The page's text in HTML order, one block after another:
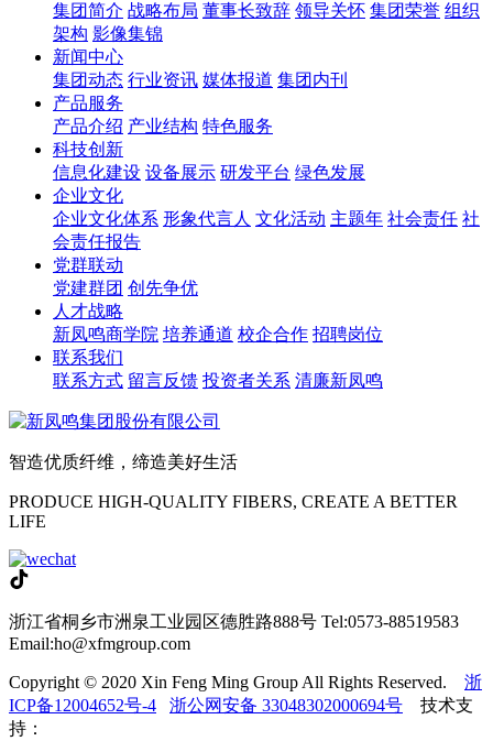
集团简介 战略布局 董事长致辞 领导关怀 集团荣誉 组织
架构 影像集锦
新闻中心
集团动态 行业资讯 媒体报道 集团内刊
产品服务
产品介绍 产业结构 特色服务
科技创新
信息化建设 设备展示 研发平台 绿色发展
企业文化
企业文化体系 形象代言人 文化活动 主题年 社会责任 社
会责任报告
党群联动
党建群团 创先争优
人才战略
新凤鸣商学院 培养通道 校企合作 招聘岗位
联系我们
联系方式 留言反馈 投资者关系 清廉新凤鸣
智造优质纤维，缔造美好生活
PRODUCE HIGH-QUALITY FIBERS, CREATE A BETTER
LIFE
浙江省桐乡市洲泉工业园区德胜路888号 Tel:0573-88519583
Email:ho@xfmgroup.com
Copyright © 2020 Xin Feng Ming Group All Rights Reserved. 浙
ICP备12004652号-4
浙公网安备 33048302000694号 技术支
持：